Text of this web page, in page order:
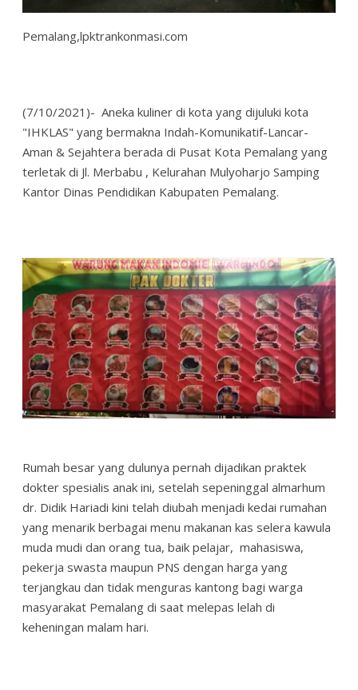
Pemalang,lpktrankonmasi.com
(7/10/2021)- Aneka kuliner di kota yang dijuluki kota
"IHKLAS" yang bermakna Indah-Komunikatif-Lancar-
Aman & Sejahtera berada di Pusat Kota Pemalang yang
terletak di Jl. Merbabu , Kelurahan Mulyoharjo Samping
Kantor Dinas Pendidikan Kabupaten Pemalang.
Rumah besar yang dulunya pernah dijadikan praktek
dokter spesialis anak ini, setelah sepeninggal almarhum
dr. Didik Hariadi kini telah diubah menjadi kedai rumahan
yang menarik berbagai menu makanan kas selera kawula
muda mudi dan orang tua, baik pelajar, mahasiswa,
pekerja swasta maupun PNS dengan harga yang
terjangkau dan tidak menguras kantong bagi warga
masyarakat Pemalang di saat melepas lelah di
keheningan malam hari.